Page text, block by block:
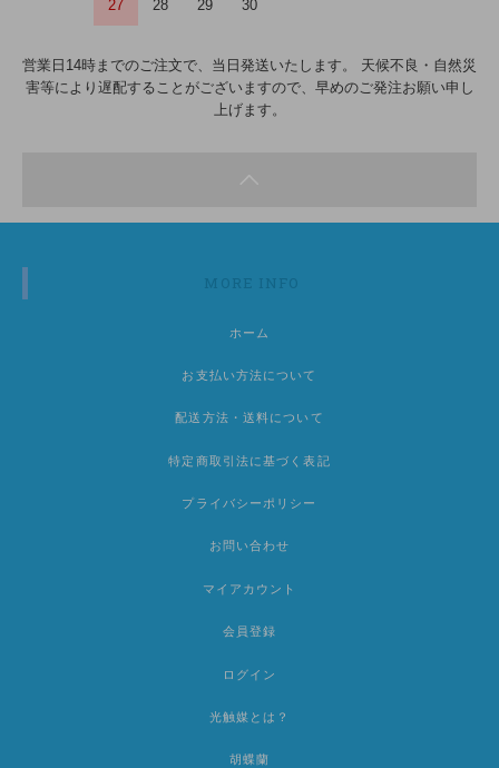
27 28 29 30
営業日14時までのご注文で、当日発送いたします。 天候不良・自然災
害等により遅配することがございますので、早めのご発注お願い申し
上げます。
MORE INFO
ホーム
お支払い方法について
配送方法・送料について
特定商取引法に基づく表記
プライバシーポリシー
お問い合わせ
マイアカウント
会員登録
ログイン
光触媒とは？
胡蝶蘭